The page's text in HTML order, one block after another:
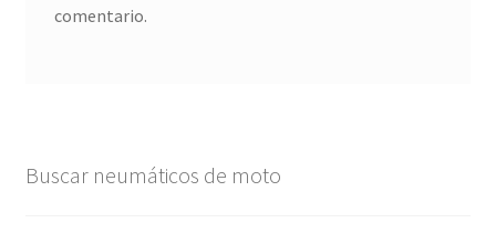
comentario.
Buscar neumáticos de moto